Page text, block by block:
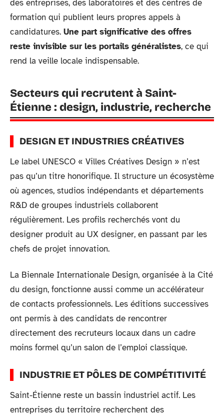
des entreprises, des laboratoires et des centres de
formation qui publient leurs propres appels à
candidatures. Une part significative des offres
reste invisible sur les portails généralistes, ce qui
rend la veille locale indispensable.
Secteurs qui recrutent à Saint-
Étienne : design, industrie, recherche
DESIGN ET INDUSTRIES CRÉATIVES
Le label UNESCO « Villes Créatives Design » n’est
pas qu’un titre honorifique. Il structure un écosystème
où agences, studios indépendants et départements
R&D de groupes industriels collaborent
régulièrement. Les profils recherchés vont du
designer produit au UX designer, en passant par les
chefs de projet innovation.
La Biennale Internationale Design, organisée à la Cité
du design, fonctionne aussi comme un accélérateur
de contacts professionnels. Les éditions successives
ont permis à des candidats de rencontrer
directement des recruteurs locaux dans un cadre
moins formel qu’un salon de l’emploi classique.
INDUSTRIE ET PÔLES DE COMPÉTITIVITÉ
Saint-Étienne reste un bassin industriel actif. Les
entreprises du territoire recherchent des